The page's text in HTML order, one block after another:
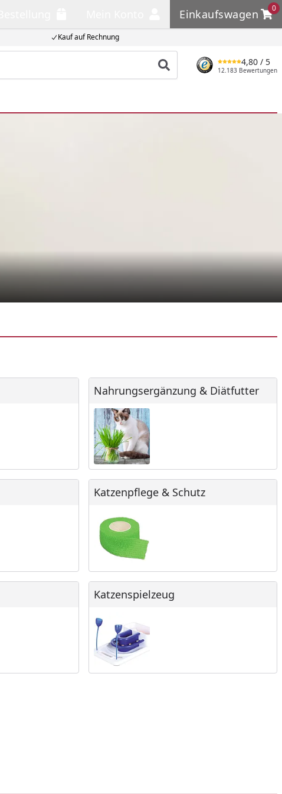
Kauf auf Rechnung
Einkaufswagen
0
Einkaufswagen
Produkt suchen
4,80 / 5
12.183 Bewertungen
Nahrungsergänzung & Diätfutter
Nahrungsergänzung & Diätfutter
Katzenpflege & Schutz
Katzenpflege & Schutz
Katzenspielzeug
Katzenspielzeug